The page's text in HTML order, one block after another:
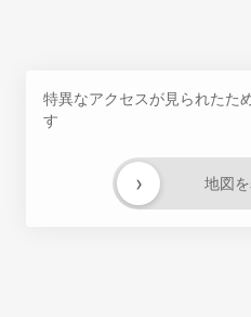
特異なアクセスが見られたた
す
地図
›